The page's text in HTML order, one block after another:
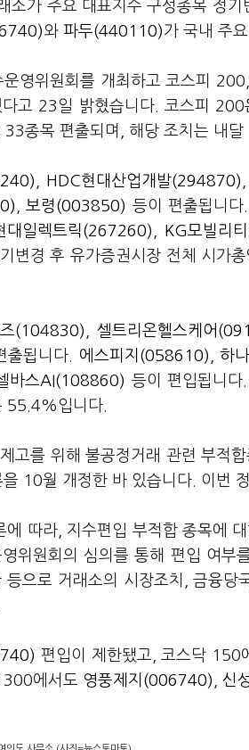
소가 주요 대표지수 구성종목 정
와 파두(440110)가 국내 주
영위원회를 개최하고 코스피
다고 23일 밝혔습니다. 코스피
종목 편출되며, 해당 조치는 내달
HDC현대산업개발(294870)
보령(003850) 등이 편출됩니다.
대일렉트릭(267260) KG모빌리
변경 후 유가증권시장 전체 시가
즈(104830) ,셀트리온헬스케어
출됩니다. 에스피지(058610) ,하
바스AI(108860) 등이 편입됩니
55.4%입니다.
고를 위해 불공정거래 관련 부적
10월 개정한 바 있습니다. 이번
따라, 지수편입 부적합 종목에
위원회의 심의를 통해 편입 여부
으로 거래소의 시장조치, 금융당
편입이 제한됐고, 코스닥 150
300에서도 영풍제지(006740) 신